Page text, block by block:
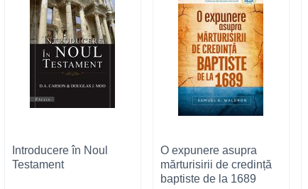
Introducere în Noul
Testament
O expunere asupra
mărturisirii de credință
baptiste de la 1689